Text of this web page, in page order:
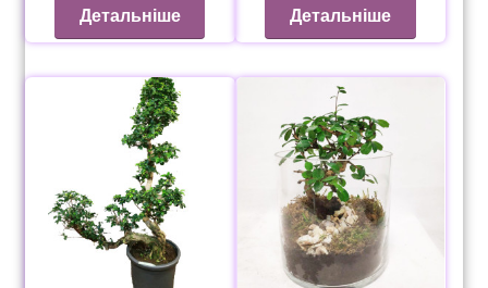
счет 300
счет 545
счет 575
ТОТАЛЬНИЙ РОЗПРОДАЖ
Детальніше Детальніше